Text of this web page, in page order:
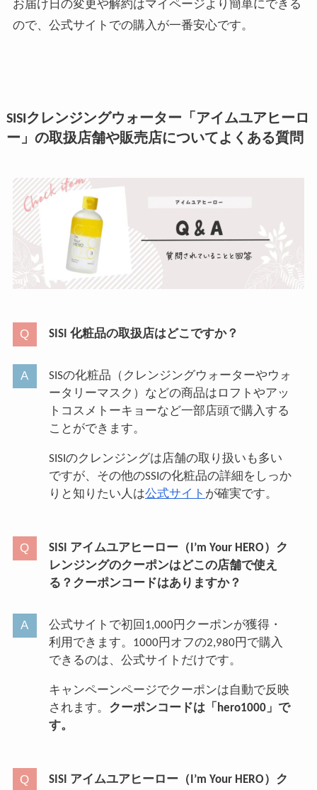
お届け日の変更や解約はマイページより簡単にできる
ので、公式サイトでの購入が一番安心です。
SISIクレンジングウォーター「アイムユアヒーロ
ー」の取扱店舗や販売店についてよくある質問
SISI 化粧品の取扱店はどこですか？
SISの化粧品（クレンジングウォーターやウォ
ータリーマスク）などの商品はロフトやアッ
トコスメトーキョーなど一部店頭で購入する
ことができます。
SISIのクレンジングは店舗の取り扱いも多い
ですが、その他のSSIの化粧品の詳細をしっか
りと知りたい人は公式サイト が確実です。
SISI アイムユアヒーロー（I’m Your HERO）ク
レンジングのクーポンはどこの店舗で使え
る？クーポンコードはありますか？
公式サイトで初回1,000円クーポンが獲得・
利用できます。1000円オフの2,980円で購入
できるのは、公式サイトだけです。
キャンペーンページでクーポンは自動で反映
されます。 クーポンコードは「hero1000」で
す。
SISI アイムユアヒーロー（I’m Your HERO）ク